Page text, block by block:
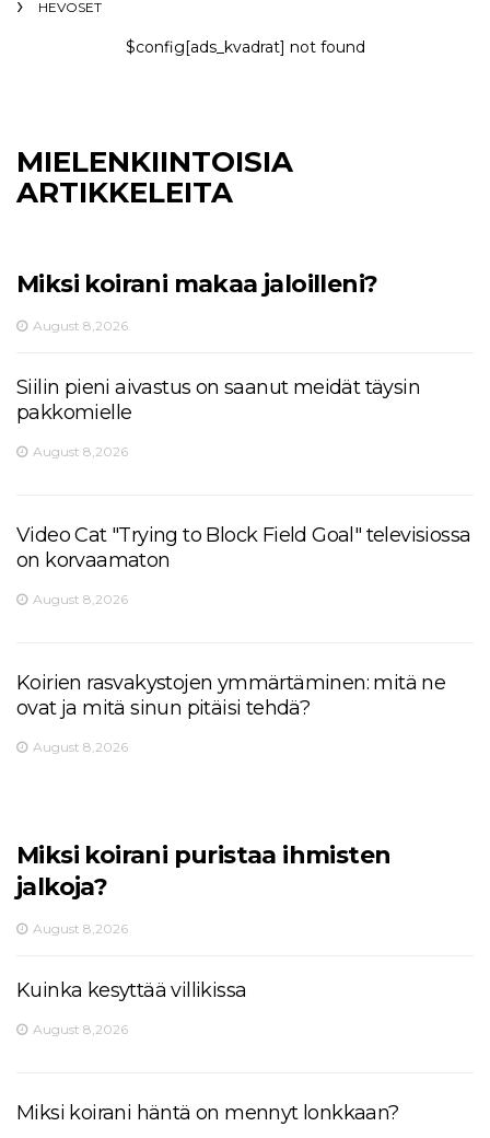
HEVOSET
$config[ads_kvadrat] not found
MIELENKIINTOISIA
ARTIKKELEITA
Miksi koirani makaa jaloilleni?
August 8,2026
Siilin pieni aivastus on saanut meidät täysin
pakkomielle
August 8,2026
Video Cat "Trying to Block Field Goal" televisiossa
on korvaamaton
August 8,2026
Koirien rasvakystojen ymmärtäminen: mitä ne
ovat ja mitä sinun pitäisi tehdä?
August 8,2026
Miksi koirani puristaa ihmisten
jalkoja?
August 8,2026
Kuinka kesyttää villikissa
August 8,2026
Miksi koirani häntä on mennyt lonkkaan?